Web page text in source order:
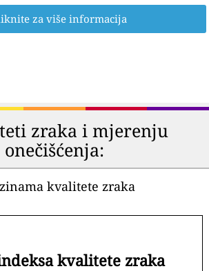
za više informacija
zraka i mjerenju
onečišćenja:
kvalitete zraka
kvalitete zraka